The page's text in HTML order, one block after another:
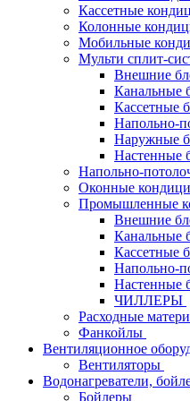
Кассетные
Колонные
Мобильные
Мульти сплит-
Внешние
Канальные
Кассетные
Напольно-
Наружные
Настенные
Напольно-
Оконные
Промышленные
Внешние
Канальные
Кассетные
Напольно-
Настенные
ЧИЛЛЕРЫ
Расходные
Фанкойлы
Вентиляционное
Вентиляторы
Водонагреватели,
Бойлеры